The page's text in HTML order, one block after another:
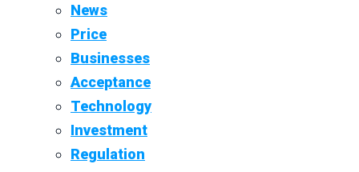
News
Price
Businesses
Acceptance
Technology
Investment
Regulation